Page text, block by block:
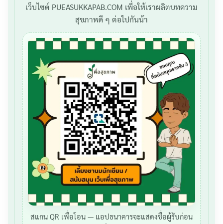
เว็บไซต์ PUEASUKKAPAB.COM เพื่อให้เราผลิตบทความ
สุขภาพดี ๆ ต่อไปกันน้า
สแกน QR เพื่อโอน — แอปธนาคารจะแสดงชื่อผู้รับก่อน